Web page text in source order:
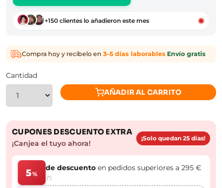
+150 clientes lo añadieron este mes
Compra hoy y recíbelo en 3–5 días laborables·Envío gratis
Cantidad
AÑADIR AL CARRITO
CUPONES DESCUENTO EXTRA
¡Canjea el tuyo ahora!
¡Solo quedan 25 días!
5%
de descuento en pedidos superiores a 295 €
(*)